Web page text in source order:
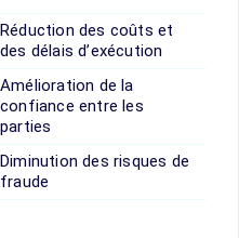
Réduction des coûts et
des délais d’exécution
Amélioration de la
confiance entre les
parties
Diminution des risques de
fraude